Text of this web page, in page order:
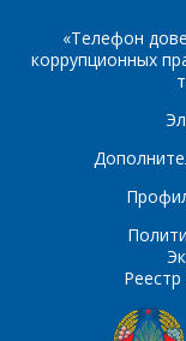
«Телефон
коррупционных